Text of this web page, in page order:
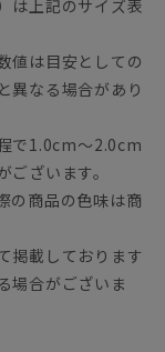
は上記のサイズ表
値は目安としての
異なる場合があり
で1.0cm～2.0cm
ざいます。
の商品の色味は商
掲載しております
場合がございま